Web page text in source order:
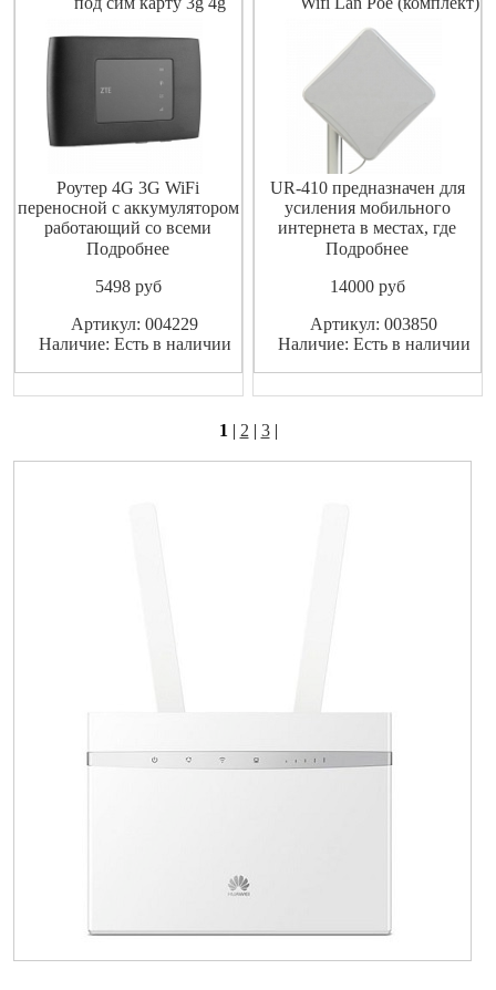
Роутер 4G 3G WiFi
переносной с аккумулятором
работающий со всеми
операторами сотовой связи
подключения до 32
случаи необходимость для
усиления приема сигнала
Подробнее
5498pуб
Артикул: 004229
Наличие: Есть в наличии
UR-410 предназначен для
усиления мобильного
интернета в местах, где
обычный проводной
данном приборе роутер и
устройство, которое
поддерживает сети 4G/3G/2G
Подробнее
14000pуб
Артикул: 003850
Наличие: Есть в наличии
1 | 2 | 3|